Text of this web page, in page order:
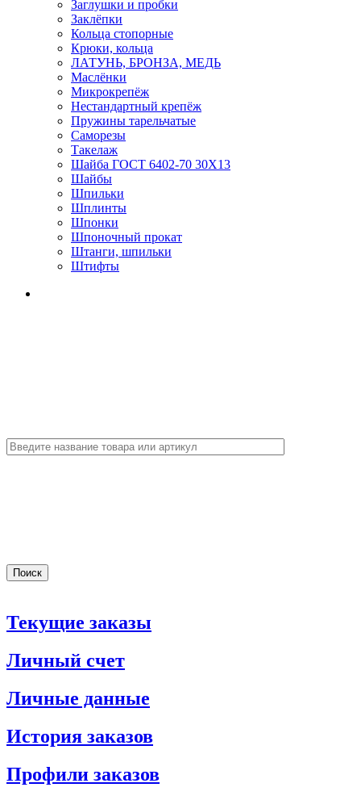
Заглушки и пробки
Заклёпки
Кольца стопорные
Крюки, кольца
ЛАТУНЬ, БРОНЗА, МЕДЬ
Маслёнки
Микрокрепёж
Нестандартный крепёж
Пружины тарельчатые
Саморезы
Такелаж
Шайба ГОСТ 6402-70 30Х13
Шайбы
Шпильки
Шплинты
Шпонки
Шпоночный прокат
Штанги, шпильки
Штифты
Текущие заказы
Личный счет
Личные данные
История заказов
Профили заказов